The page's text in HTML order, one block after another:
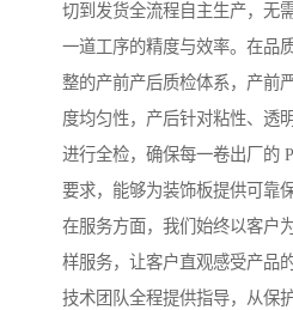
切到发货全流程自主生产，无
一道工序的精度与效率。在品
整的产前产后质检体系，产前
度均匀性，产后针对粘性、透
进行全检，确保每一卷出厂的
要求，能够为装饰板提供可靠保
在服务方面，我们始终以客户
样服务，让客户直观感受产品
技术团队全程提供指导，从保